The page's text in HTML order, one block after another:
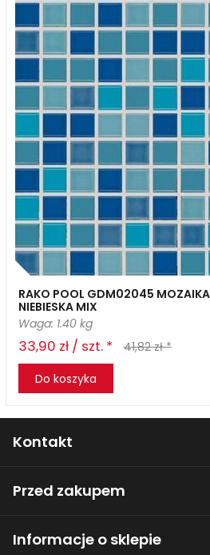
RAKO POOL GDM02045
NIEBIESKA MIX
Waga: 1.40 kg
33,90 zł / szt. *
41,82 zł *
Do koszyka
Kontakt
Przed zakupem
Informacje o sklepie